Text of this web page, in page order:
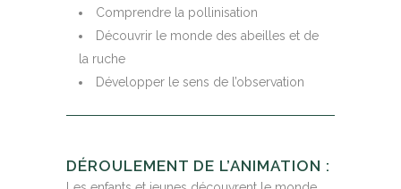
Comprendre la pollinisation
Découvrir le monde des abeilles et de
la ruche
Développer le sens de l’observation
DÉROULEMENT DE L’ANIMATION :